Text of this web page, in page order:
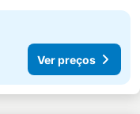
Ver preços